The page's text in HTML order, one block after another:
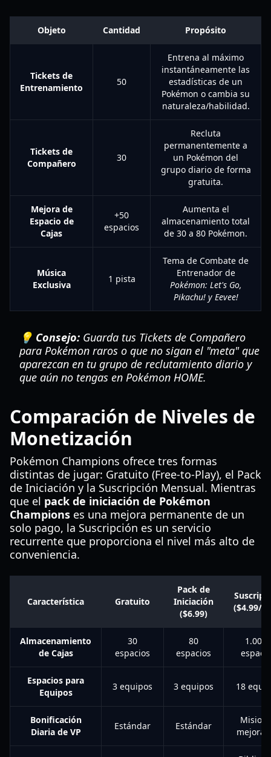
Objeto Cantidad Propósito
Tickets de
Entrenamiento
50
Entrena al máximo
instantáneamente las
estadísticas de un
Pokémon o cambia su
naturaleza/habilidad.
Tickets de
Compañero
30
Recluta
permanentemente a
un Pokémon del
grupo diario de forma
gratuita.
Mejora de
Espacio de
Cajas
+50
espacios
Aumenta el
almacenamiento total
de 30 a 80 Pokémon.
Música
Exclusiva
1 pista
Tema de Combate de
Entrenador de
Pokémon: Let's Go,
Pikachu! y Eevee!
💡 Consejo: Guarda tus Tickets de Compañero
para Pokémon raros o que no sigan el "meta" que
aparezcan en tu grupo de reclutamiento diario y
que aún no tengas en Pokémon HOME.
Comparación de Niveles de
Monetización
Pokémon Champions ofrece tres formas
distintas de jugar: Gratuito (Free-to-Play), el Pack
de Iniciación y la Suscripción Mensual. Mientras
que el pack de iniciación de Pokémon
Champions es una mejora permanente de un
solo pago, la Suscripción es un servicio
recurrente que proporciona el nivel más alto de
conveniencia.
Característica Gratuito
Pack de
Iniciación
($6.99)
($4.99/
Almacenamiento
de Cajas
30
espacios
80
espacios
1.000+
Espacios para
Equipos
3 equipos 3 equipos 18
Bonificación
Diaria de VP
Estándar Estándar